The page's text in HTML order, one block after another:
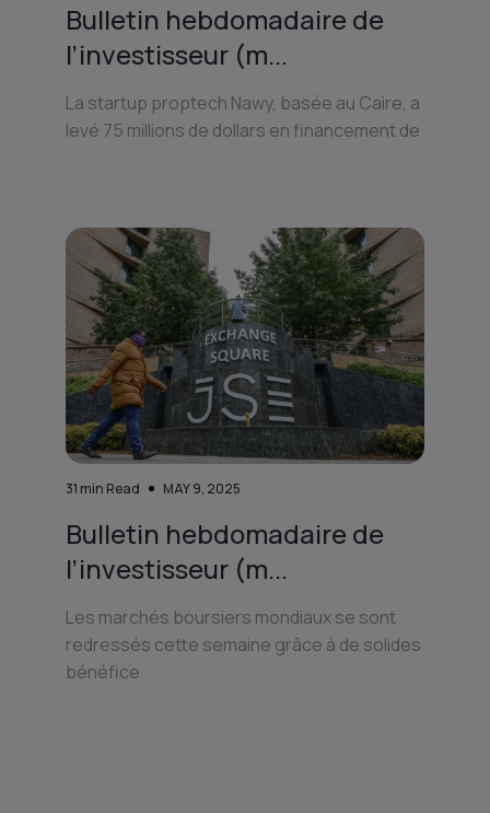
Bulletin hebdomadaire de
l’investisseur (m...
La startup proptech Nawy, basée au Caire, a
levé 75 millions de dollars en financement de
31 min Read MAY 9, 2025
Bulletin hebdomadaire de
l’investisseur (m...
Les marchés boursiers mondiaux se sont
redressés cette semaine grâce à de solides
bénéfice